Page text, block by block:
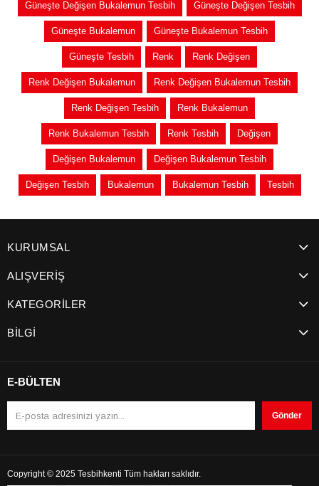
Güneşte Değişen Bukalemun Tesbih Güneşte Değişen Tesbih
Güneşte Bukalemun Güneşte Bukalemun Tesbih
Güneşte Tesbih Renk Renk Değişen
Renk Değişen Bukalemun Renk Değişen Bukalemun Tesbih
Renk Değişen Tesbih Renk Bukalemun
Renk Bukalemun Tesbih Renk Tesbih Değişen
Değişen Bukalemun Değişen Bukalemun Tesbih
Değişen Tesbih Bukalemun Bukalemun Tesbih Tesbih
KURUMSAL
ALIŞVERİŞ
KATEGORİLER
BİLGİ
E-BÜLTEN
Gönder
Copyright © 2025 Tesbihkenti Tüm hakları saklıdır.